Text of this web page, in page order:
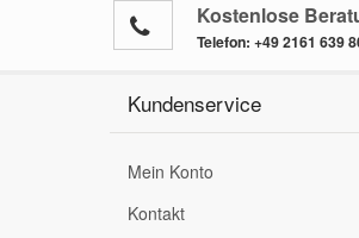
Kostenlose
Telefon: +49 2161 639
Kundenservice
Mein Konto
Kontakt
Skoda Ersatzteile
Toyota Ersatzteile